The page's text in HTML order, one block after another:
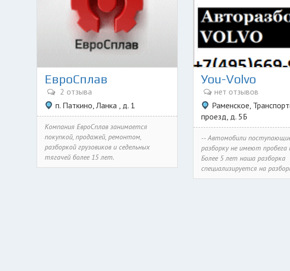
ЕвроСплав
2 отзыва
п. Паткино, Ланка , д. 1
Компания ЕвроСплав занимается
покупкой, продажей, ремонтом,
разборкой грузовиков и седельных
тягачей более 15 лет.
Уou-Volvo
нет отзывов
Раменское,
проезд, д. 5Б
-- Автомобили
разборку не имеют пробега
Более 5 лет наша разборка
специализируется на